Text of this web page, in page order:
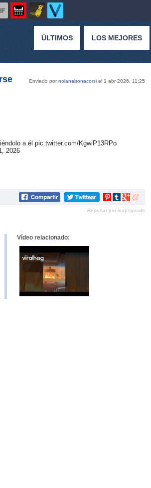
ÚLTIMOS LOS MEJORES
Enviado pornolanabonacorsi el 1 abr 2026, 11:25
a él pic.twitter.com/KgwiP13RPo
2026
Compartir
Pinterest
Compartir
tumblr
Compartir
Google+
Reportar por inapropiado
Vídeo relacionado: